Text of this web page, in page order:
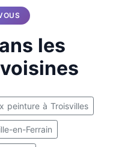
les
peinture à Troisvilles
en-Ferrain